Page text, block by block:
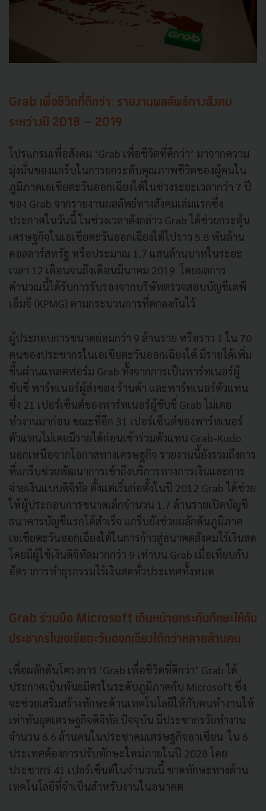
Grab เพื่อชีวิตที่ดีกว่า: รายงานผลลัพธ์ทางสังคม
ระหว่างปี 2018 – 2019
โปรแกรมเพื่อสังคม ‘Grab เพื่อชีวิตที่ดีกว่า’ มาจากความ
มุ่งมั่นของแกร็บในการยกระดับคุณภาพชีวิตของผู้คนใน
ภูมิภาคเอเชียตะวันออกเฉียงใต้ในช่วงระยะเวลากว่า 7 ปี
ของ Grab จากรายงานผลลัพธ์ทางสังคมเล่มแรกซึ่ง
ประกาศในวันนี้ ในช่วงเวลาดังกล่าว Grab ได้ช่วยกระตุ้น
เศรษฐกิจในเอเชียตะวันออกเฉียงใต้ไปราว 5.8 พันล้าน
ดอลลาร์สหรัฐ หรือประมาณ 1.7 แสนล้านบาทในระยะ
เวลา 12 เดือนจนถึงเดือนมีนาคม 2019 โดยผลการ
คำนวณนี้ได้รับการรับรองจากบริษัทตรวจสอบบัญชีเคพี
เอ็มจี (KPMG) ตามกระบวนการที่ตกลงกันไว้
ผู้ประกอบการขนาดย่อมกว่า 9 ล้านราย หรือราว 1 ใน 70
คนของประชากรในเอเชียตะวันออกเฉียงใต้ มีรายได้เพิ่ม
ขึ้นผ่านแพลตฟอร์ม Grab ทั้งจากการเป็นพาร์ทเนอร์ผู้
ขับขี่ พาร์ทเนอร์ผู้ส่งของ ร้านค้า และพาร์ทเนอร์ตัวแทน
ซึ่ง 21 เปอร์เซ็นต์ของพาร์ทเนอร์ผู้ขับขี่ Grab ไม่เคย
ทำงานมาก่อน ขณะที่อีก 31 เปอร์เซ็นต์ของพาร์ทเนอร์
ตัวแทนไม่เคยมีรายได้ก่อนเข้าร่วมตัวแทน Grab-Kudo
นอกเหนือจากโอกาสทางเศรษฐกิจ รายงานนี้ยังรวมถึงการ
ที่แกร็บช่วยพัฒนาการเข้าถึงบริการทางการเงินและการ
จ่ายเงินแบบดิจิทัล ตั้งแต่เริ่มก่อตั้งในปี 2012 Grab ได้ช่วย
ให้ผู้ประกอบการขนาดเล็กจำนวน 1.7 ล้านรายเปิดบัญชี
ธนาคารบัญชีแรกได้สำเร็จ แกร็บยังช่วยผลักดันภูมิภาค
เอเชียตะวันออกเฉียงใต้ในการก้าวสู่อนาคตสังคมไร้เงินสด
โดยมีผู้ใช้เงินดิจิทัลมากกว่า 9 เท่าบน Grab เมื่อเทียบกับ
อัตราการทำธุรกรรมไร้เงินสดทั่วประเทศทั้งหมด
Grab ร่วมมือ Microsoft เดินหน้ายกระดับทักษะให้กับ
ประชากรในเอเชียตะวันออกเฉียงใต้กว่าหลายล้านคน
เพื่อผลักดันโครงการ ‘Grab เพื่อชีวิตที่ดีกว่า’ Grab ได้
ประกาศเป็นพันธมิตรในระดับภูมิภาคกับ Microsoft ซึ่ง
จะช่วยเสริมสร้างทักษะด้านเทคโนโลยีให้กับคนทำงานให้
เท่าทันยุคเศรษฐกิจดิจิทัล ปัจจุบัน มีประชากรวัยทำงาน
จำนวน 6.6 ล้านคนในประชาคมเศรษฐกิจอาเซียน ใน 6
ประเทศต้องการปรับทักษะใหม่ภายในปี 2028 โดย
ประชากร 41 เปอร์เซ็นต์ในจำนวนนี้ ขาดทักษะทางด้าน
เทคโนโลยีที่จำเป็นสำหรับงานในอนาคต